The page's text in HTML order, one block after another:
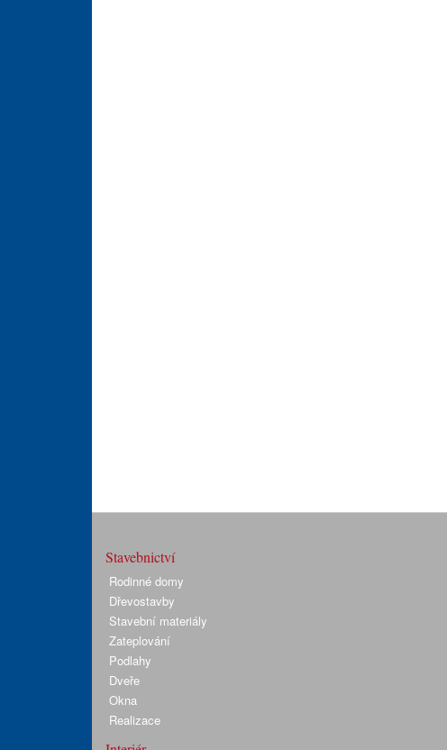
Stavebnictví
Rodinné domy
Dřevostavby
Stavební materiály
Zateplování
Podlahy
Dveře
Okna
Realizace